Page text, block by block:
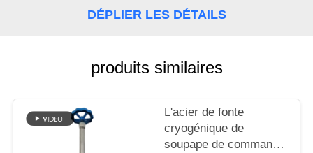
DEMANDEZ
PLAN
DU
DÉPLIER LES DÉTAILS
produits similaires
L'acier de fonte
cryogénique de
soupape de commande